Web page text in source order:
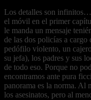
Los detalles son
el móvil en el primer
le manda un mensaje
de las dos policías a
pedófilo violento, un
su jefa), los padres y sus
de todo eso. Porque no
encontramos ante pura
panorama es la norma. Al
los asesinatos, pero al